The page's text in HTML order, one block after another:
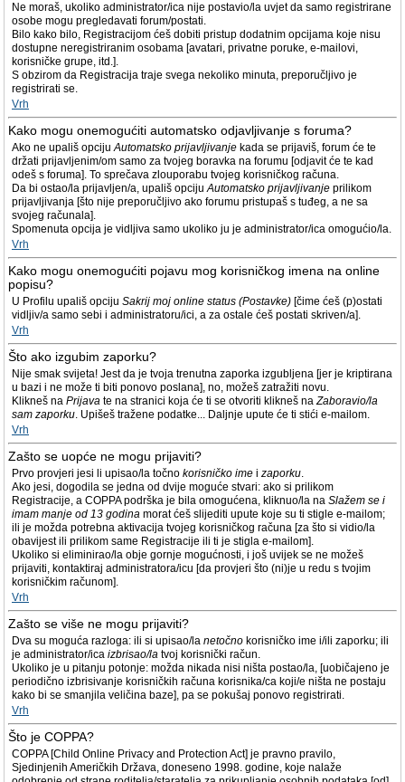
Ne moraš, ukoliko administrator/ica nije postavio/la uvjet da samo registrirane
osobe mogu pregledavati forum/postati.
Bilo kako bilo, Registracijom ćeš dobiti pristup dodatnim opcijama koje nisu
dostupne neregistriranim osobama [avatari, privatne poruke, e-mailovi,
korisničke grupe, itd.].
S obzirom da Registracija traje svega nekoliko minuta, preporučljivo je
registrirati se.
Vrh
Kako mogu onemogućiti automatsko odjavljivanje s foruma?
Ako ne upališ opcijuAutomatsko prijavljivanje kada se prijaviš, forum će te
držati prijavljenim/om samo za tvojeg boravka na forumu [odjavit će te kad
odeš s foruma]. To sprečava zlouporabu tvojeg korisničkog računa.
Da bi ostao/la prijavljen/a, upališ opcijuAutomatsko prijavljivanje prilikom
prijavljivanja [što nije preporučljivo ako forumu pristupaš s tuđeg, a ne sa
svojeg računala].
Spomenuta opcija je vidljiva samo ukoliko ju je administrator/ica omogućio/la.
Vrh
Kako mogu onemogućiti pojavu mog korisničkog imena na online
popisu?
U Profilu upališ opciju Sakrij moj online status (Postavke) [čime ćeš (p)ostati
vidljiv/a samo sebi i administratoru/ici, a za ostale ćeš postati skriven/a].
Vrh
Što ako izgubim zaporku?
Nije smak svijeta! Jest da je tvoja trenutna zaporka izgubljena [jer je kriptirana
u bazi i ne može ti biti ponovo poslana], no, možeš zatražiti novu.
Klikneš na Prijava te na stranici koja će ti se otvoriti klikneš naZaboravio/la
sam zaporku. Upišeš tražene podatke... Daljnje upute će ti stići e-mailom.
Vrh
Zašto se uopće ne mogu prijaviti?
Prvo provjeri jesi li upisao/la točno korisničko ime i zaporku.
Ako jesi, dogodila se jedna od dvije moguće stvari: ako si prilikom
Registracije, a COPPA podrška je bila omogućena, kliknuo/la na Slažem se i
imam manje od 13 godina morat ćeš slijediti upute koje su ti stigle e-mailom;
ili je možda potrebna aktivacija tvojeg korisničkog računa [za što si vidio/la
obavijest ili prilikom same Registracije ili ti je stigla e-mailom].
Ukoliko si eliminirao/la obje gornje mogućnosti, i još uvijek se ne možeš
prijaviti, kontaktiraj administratora/icu [da provjeri što (ni)je u redu s tvojim
korisničkim računom].
Vrh
Zašto se više ne mogu prijaviti?
Dva su moguća razloga: ili si upisao/la netočno korisničko ime i/ili zaporku; ili
je administrator/ica izbrisao/la tvoj korisnički račun.
Ukoliko je u pitanju potonje: možda nikada nisi ništa postao/la, [uobičajeno je
periodično izbrisivanje korisničkih računa korisnika/ca koji/e ništa ne postaju
kako bi se smanjila veličina baze], pa se pokušaj ponovo registrirati.
Vrh
Što je COPPA?
COPPA [Child Online Privacy and Protection Act] je pravno pravilo,
Sjedinjenih Američkih Država, doneseno 1998. godine, koje nalaže